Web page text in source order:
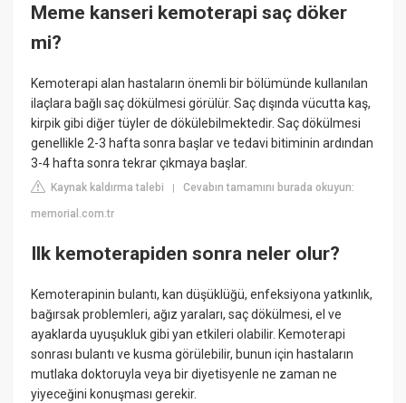
Meme kanseri kemoterapi saç döker
mi?
Kemoterapi alan hastaların önemli bir bölümünde kullanılan
ilaçlara bağlı saç dökülmesi görülür. Saç dışında vücutta kaş,
kirpik gibi diğer tüyler de dökülebilmektedir. Saç dökülmesi
genellikle 2-3 hafta sonra başlar ve tedavi bitiminin ardından
3-4 hafta sonra tekrar çıkmaya başlar.
Kaynak kaldırma talebi |Cevabın tamamını burada okuyun:
memorial.com.tr
Ilk kemoterapiden sonra neler olur?
Kemoterapinin bulantı, kan düşüklüğü, enfeksiyona yatkınlık,
bağırsak problemleri, ağız yaraları, saç dökülmesi, el ve
ayaklarda uyuşukluk gibi yan etkileri olabilir. Kemoterapi
sonrası bulantı ve kusma görülebilir, bunun için hastaların
mutlaka doktoruyla veya bir diyetisyenle ne zaman ne
yiyeceğini konuşması gerekir.